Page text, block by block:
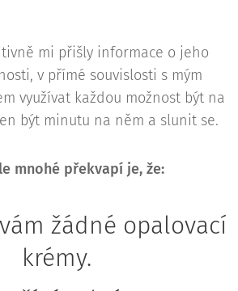
mi přišly informace o jeho
v přímé souvislosti s mým
využívat každou možnost být na
být minutu na něm a slunit se.
mnohé překvapí je, že:
žádné opalovací
krémy.